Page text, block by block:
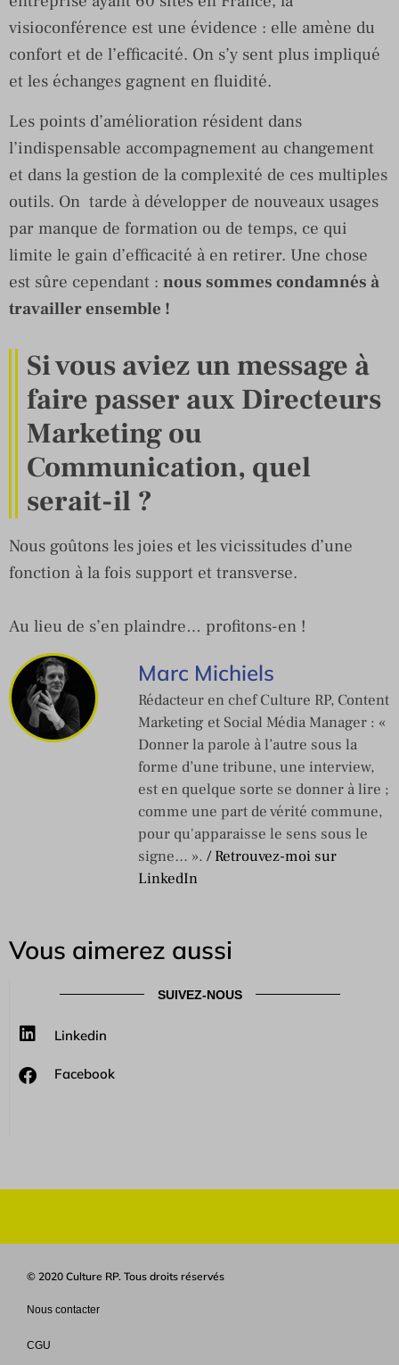
visioconférence est une évidence : elle amène du
confort et de l’efficacité. On s’y sent plus impliqué
et les échanges gagnent en fluidité.
Les points d’amélioration résident dans
l’indispensable accompagnement au changement
et dans la gestion de la complexité de ces multiples
outils. On tarde à développer de nouveaux usages
par manque de formation ou de temps, ce qui
limite le gain d’efficacité à en retirer. Une chose
est sûre cependant : nous sommes condamnés à
travailler ensemble !
Si vous aviez un message à
faire passer aux Directeurs
Marketing ou
Communication, quel
serait-il ?
Nous goûtons les joies et les vicissitudes d’une
fonction à la fois support et transverse.
Au lieu de s’en plaindre… profitons-en !
Marc Michiels
Rédacteur en chef Culture RP, Content
Marketing et Social Média Manager : «
Donner la parole à l’autre sous la
forme d’une tribune, une interview,
est en quelque sorte se donner à lire ;
comme une part de vérité commune,
pour qu'apparaisse le sens sous le
signe… ». / Retrouvez-moi sur
LinkedIn
Vous aimerez aussi
SUIVEZ-NOUS
Linkedin
Facebook
© 2020 Culture RP. Tous droits réservés
Nous contacter
CGU